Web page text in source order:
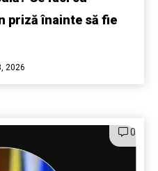
priză înainte să fie
2026
0